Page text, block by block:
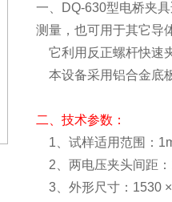
一、DQ-630型电桥夹
测量，也可用于其它导
它利用反正螺杆快速
本设备采用铝合金底
二、技术参数：
1、试样适用范围：
2、两电压夹头间距
3、外形尺寸：1530